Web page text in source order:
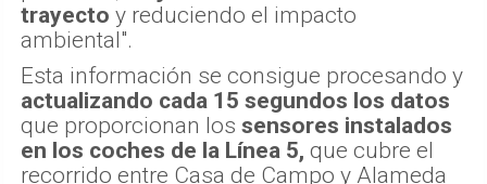
trayecto y reduciendo el impacto
ambiental".
Esta información se consigue procesando y
actualizando cada 15 segundos los datos
que proporcionan los sensores instalados
en los coches de la Línea 5, que cubre el
recorrido entre Casa de Campo y Alameda